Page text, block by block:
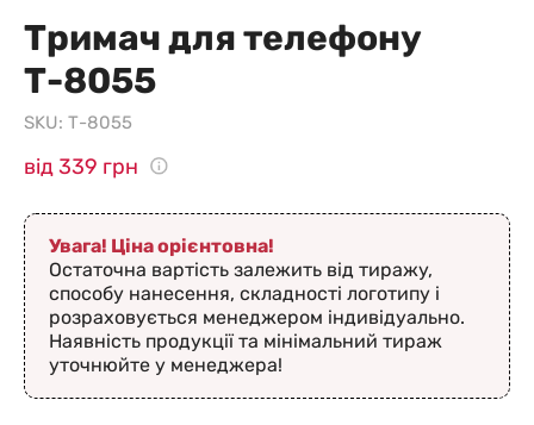
Тримач для телефону
Т-8055
SKU: Т-8055
від 339 грн
Увага! Ціна орієнтовна!
Остаточна вартість залежить від тиражу,
способу нанесення, складності логотипу і
розраховується менеджером індивідуально.
Наявність продукції та мінімальний тираж
уточнюйте у менеджера!